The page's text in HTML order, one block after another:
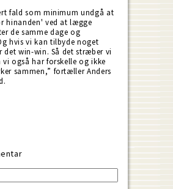
fald som minimum undgå at
hinanden' ved at lægge
de samme dage og
hvis vi kan tilbyde noget
det win-win. Så det stræber vi
vi også har forskelle og ikke
sammen,” fortæller Anders